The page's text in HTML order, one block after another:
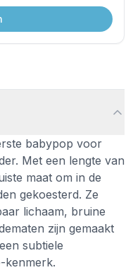
babypop voor
Met een lengte van
maat om in de
gekoesterd. Ze
lichaam, bruine
zijn gemaakt
subtiele
kenmerk.